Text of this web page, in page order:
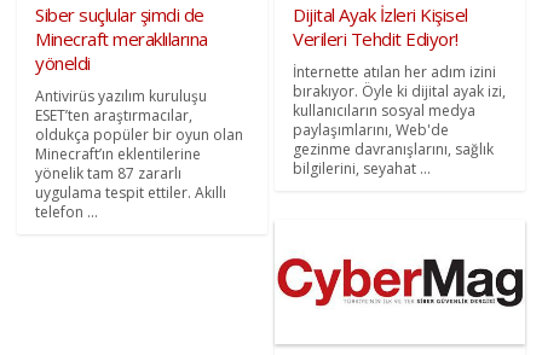
Siber suçlular şimdi de
Minecraft meraklılarına
yöneldi
Antivirüs yazılım kuruluşu
ESET’ten araştırmacılar,
oldukça popüler bir oyun olan
Minecraft’ın eklentilerine
yönelik tam 87 zararlı
uygulama tespit ettiler. Akıllı
telefon ...
Dijital Ayak İzleri Kişisel
Verileri Tehdit Ediyor!
İnternette atılan her adım izini
bırakıyor. Öyle ki dijital ayak izi,
kullanıcıların sosyal medya
paylaşımlarını, Web'de
gezinme davranışlarını, sağlık
bilgilerini, seyahat ...